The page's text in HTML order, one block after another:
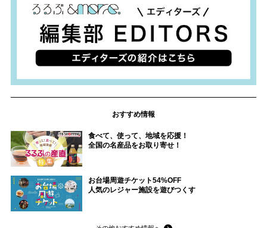
おすすめ情報
食べて、使って、地域を応援！
全国の名産品をお取り寄せ！
お台場周遊チケット54%OFF
人気のレジャー施設を遊びつくす